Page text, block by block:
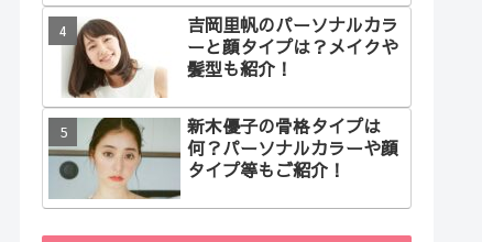
吉岡里帆のパーソナルカラ
ーと顔タイプは？メイクや
髪型も紹介！
新木優子の骨格タイプは
何？パーソナルカラーや顔
タイプ等もご紹介！